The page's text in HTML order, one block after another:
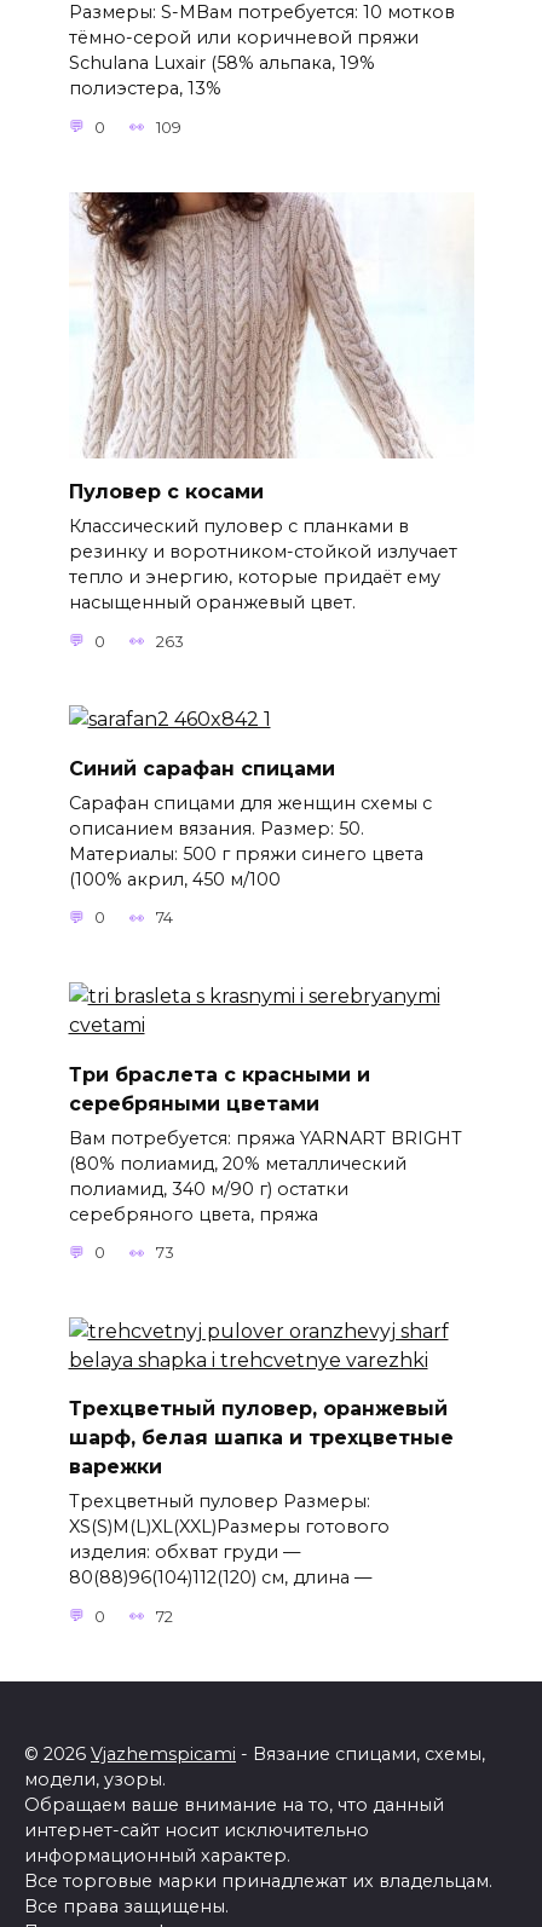
Размеры: S-MВам потребуется: 10 мотков
тёмно-серой или коричневой пряжи
Schulana Luxair (58% альпака, 19%
полиэстера, 13%
0 109
Пуловер с косами
Классический пуловер с планками в
резинку и воротником-стойкой излучает
тепло и энергию, которые придаёт ему
насыщенный оранжевый цвет.
0 263
Синий сарафан спицами
Сарафан спицами для женщин схемы с
описанием вязания. Размер: 50.
Материалы: 500 г пряжи синего цвета
(100% акрил, 450 м/100
0 74
Три браслета с красными и
серебряными цветами
Вам потребуется: пряжа YARNART BRIGHT
(80% полиамид, 20% металлический
полиамид, 340 м/90 г) остатки
серебряного цвета, пряжа
0 73
Трехцветный пуловер, оранжевый
шарф, белая шапка и трехцветные
варежки
Трехцветный пуловер Размеры:
XS(S)M(L)XL(XXL)Размеры готового
изделия: обхват груди —
80(88)96(104)112(120) см, длина —
0 72
© 2026 Vjazhemspicami - Вязание спицами, схемы,
модели, узоры.
Обращаем ваше внимание на то, что данный
интернет-сайт носит исключительно
информационный характер.
Все торговые марки принадлежат их владельцам.
Все права защищены.